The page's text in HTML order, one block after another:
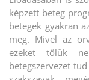
képzett beteg
betegek gyakran
meg. Mivel az
ezeket tőlük
betegszervezet